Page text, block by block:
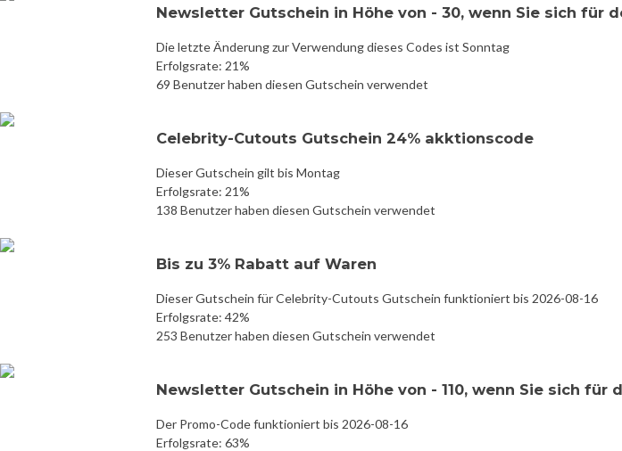
Newsletter Gutschein in Höhe von - 30, wenn Sie sich für
Die letzte Änderung zur Verwendung dieses Codes ist Sonntag
Erfolgsrate: 21%
69 Benutzer haben diesen Gutschein verwendet
Celebrity-Cutouts Gutschein 24% akktionscode
Dieser Gutschein gilt bis Montag
Erfolgsrate: 21%
138 Benutzer haben diesen Gutschein verwendet
Bis zu 3% Rabatt auf Waren
Dieser Gutschein für Celebrity-Cutouts Gutschein funktioniert bis 2026-08-16
Erfolgsrate: 42%
253 Benutzer haben diesen Gutschein verwendet
Newsletter Gutschein in Höhe von - 110, wenn Sie sich
Der Promo-Code funktioniert bis 2026-08-16
Erfolgsrate: 63%